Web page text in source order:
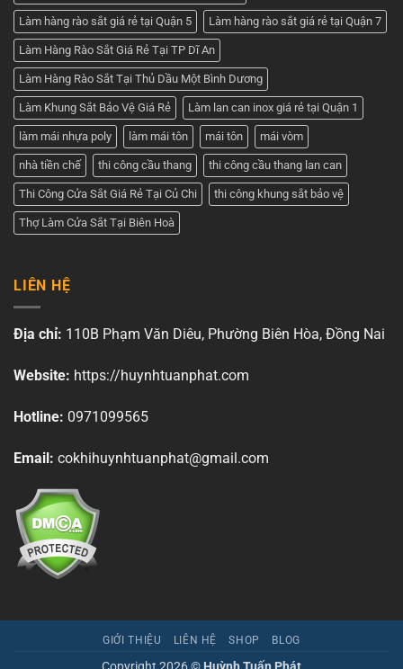
Làm hàng rào sắt giá rẻ tại Quận 5 Làm hàng rào sắt giá rẻ tại Quận 7
Làm Hàng Rào Sắt Giá Rẻ Tại TP Dĩ An
Làm Hàng Rào Sắt Tại Thủ Dầu Một Bình Dương
Làm Khung Sắt Bảo Vệ Giá Rẻ Làm lan can inox giá rẻ tại Quận 1
làm mái nhựa poly làm mái tôn mái tôn mái vòm
nhà tiền chế thi công cầu thang thi công cầu thang lan can
Thi Công Cửa Sắt Giá Rẻ Tại Củ Chi thi công khung sắt bảo vệ
Thợ Làm Cửa Sắt Tại Biên Hoà
LIÊN HỆ
Địa chỉ: 110B Phạm Văn Diêu, Phường Biên Hòa, Đồng Nai
Website: https://huynhtuanphat.com
Hotline: 0971099565
Email: cokhihuynhtuanphat@gmail.com
GIỚI THIỆU LIÊN HỆ SHOP BLOG